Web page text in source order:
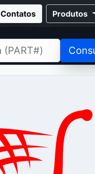
Contatos Produtos